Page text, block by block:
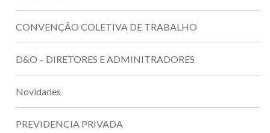
CONVENÇÃO COLETIVA DE TRABALHO
D&O – DIRETORES E ADMINITRADORES
Novidades
PREVIDENCIA PRIVADA